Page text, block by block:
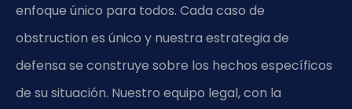
enfoque único para todos. Cada caso de
obstruction es único y nuestra estrategia de
defensa se construye sobre los hechos específicos
de su situación. Nuestro equipo legal, con la